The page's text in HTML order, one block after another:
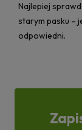
Najlepiej
starym pasku –
odpowiedni.